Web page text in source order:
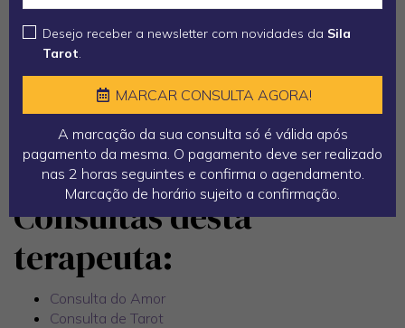
grande capacidade de avaliar e de ajudar, e uma intuição
bastante elevada.
Realizo consultas com a leitura de cartas de tarot e de
cartomância (consulta aos dois baralhos na mesma
consulta).
Disponibilizo aconselhamento sentimental, financeiro,
profissional, de saúde e espiritual.
Consultas desta
terapeuta:
Consulta do Amor
Consulta de Tarot
Desejo receber a newsletter com novidades da Sila
Tarot.
MARCAR CONSULTA AGORA!
A marcação da sua consulta só é válida após
pagamento da mesma. O pagamento deve ser realizado
nas 2 horas seguintes e confirma o agendamento.
Marcação de horário sujeito a confirmação.